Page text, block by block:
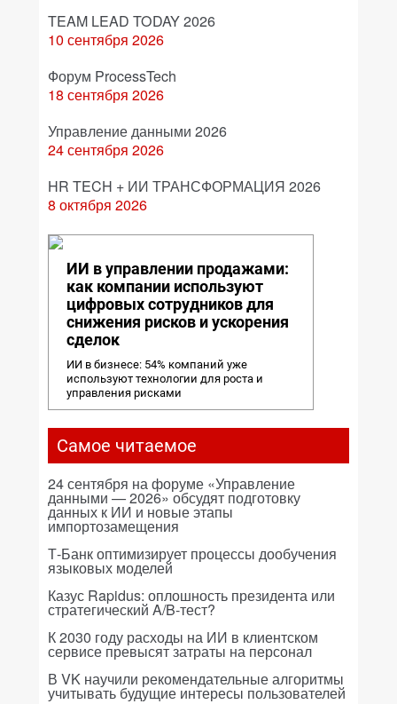
TEAM LEAD TODAY 2026
10 сентября 2026
Форум ProcessTech
18 сентября 2026
Управление данными 2026
24 сентября 2026
HR TECH + ИИ ТРАНСФОРМАЦИЯ 2026
8 октября 2026
ИИ в управлении продажами:
как компании используют
цифровых сотрудников для
снижения рисков и ускорения
сделок
ИИ в бизнесе: 54% компаний уже
используют технологии для роста и
управления рисками
Самое читаемое
24 сентября на форуме «Управление
данными — 2026» обсудят подготовку
данных к ИИ и новые этапы
импортозамещения
Т-Банк оптимизирует процессы дообучения
языковых моделей
Казус Rapidus: оплошность президента или
стратегический A/B-тест?
К 2030 году расходы на ИИ в клиентском
сервисе превысят затраты на персонал
В VK научили рекомендательные алгоритмы
учитывать будущие интересы пользователей